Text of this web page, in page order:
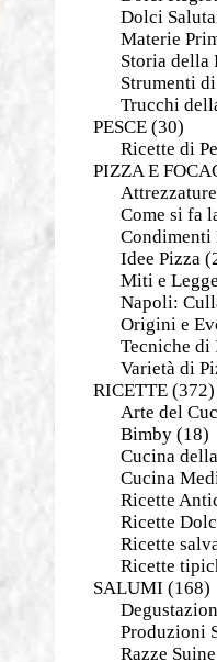
Dolci
Materie
Storia della
Strumenti
Trucchi
PESCE(30)
Ricette di
PIZZA E
Come si fa
Condimenti
Idee Pizza
Miti e
Napoli:
Origini e
Tecniche di
Varietà di
RICETTE(372)
Arte del
Bimby(18)
Cucina
Cucina
Ricette
Ricette
Ricette
Ricette
SALUMI (168)
Produzioni
Razze Suine